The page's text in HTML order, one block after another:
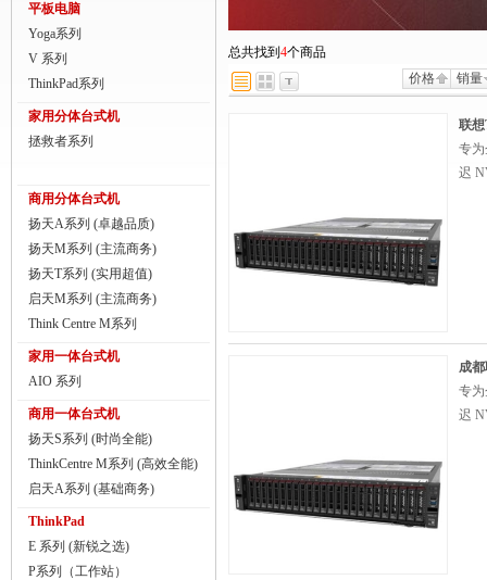
ThinkPad
ThinkStation工作站
联想服务器
平板电脑
Yoga系列
V 系列
ThinkPad系列
家用分体台式机
拯救者系列
商用分体台式机
扬天A系列 (卓越品质)
扬天M系列 (主流商务)
扬天T系列 (实用超值)
启天M系列 (主流商务)
Think Centre M系列
家用一体台式机
AIO 系列
商用一体台式机
扬天S系列 (时尚全能)
ThinkCentre M系列 (高效全能)
启天A系列 (基础商务)
ThinkPad
E 系列 (新锐之选)
P系列（工作站）
总共找到 4个商品
价格
销量
联
专
迟
成
专
迟